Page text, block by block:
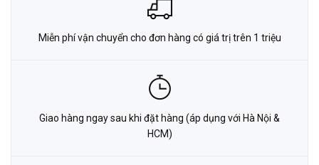
Miễn phí vận chuyển cho đơn hàng có giá trị trên 1 triệu
Giao hàng ngay sau khi đặt hàng (áp dụng với Hà Nội &
HCM)